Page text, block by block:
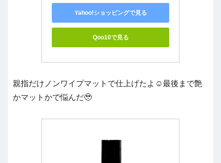
Yahoo!ショッピングで見る
Qoo10で見る
親指だけノンワイプマットで仕上げたよ☺️最後まで艶
かマットかで悩んだ🥹